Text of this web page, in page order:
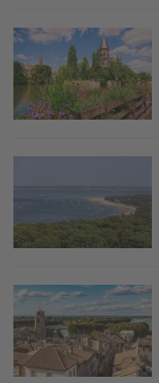
Image
Image